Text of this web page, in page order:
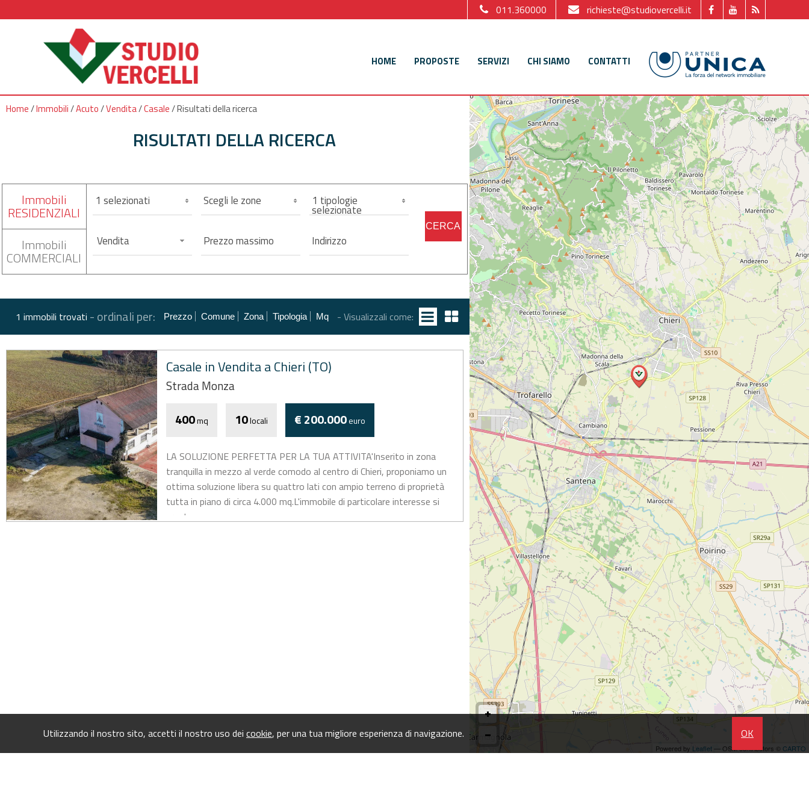
HOME PROPOSTE SERVIZI CHI SIAMO CONTATTI
richieste@studiovercelli.it
011.360000
Home/Immobili/Acuto/Vendita/Casale/Risultati della ricerca
RISULTATI DELLA RICERCA
Immobili
RESIDENZIALI
Immobili
COMMERCIALI
1 selezionati Scegli le zone 1 tipologie
selezionate
Vendita
CERCA
1 immobili trovati -ordinali per: Prezzo Comune Zona Tipologia Mq - Visualizzali come:
Casale in Vendita a Chieri (TO)
Strada Monza
400mq 10locali € 200.000euro
LA SOLUZIONE PERFETTA PER LA TUA ATTIVITA'Inserito in zona
tranquilla in mezzo al verde comodo al centro di Chieri, proponiamo un
ottima soluzione libera su quattro lati con ampio terreno di proprietà
tutta in piano di circa 4.000 mq.L'immobile di particolare interesse si
presta...
Powered by Leaflet— OSM contributors © CARTO
Utilizzando il nostro sito, accetti il nostro uso dei cookie, per una tua migliore esperienza di navigazione. OK